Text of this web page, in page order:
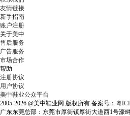
友情链接
新手指南
账户注册
关于美中
售后服务
广告服务
市场合作
帮助
注册协议
用户协议
美中鞋业公众平台
2005-2026 @美中鞋业网 版权所有 备案号： 粤
广东东莞总部：东莞市厚街镇厚街大道西1号濠